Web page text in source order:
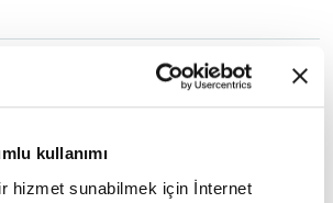
kullanımı
hizmet sunabilmek için İnternet